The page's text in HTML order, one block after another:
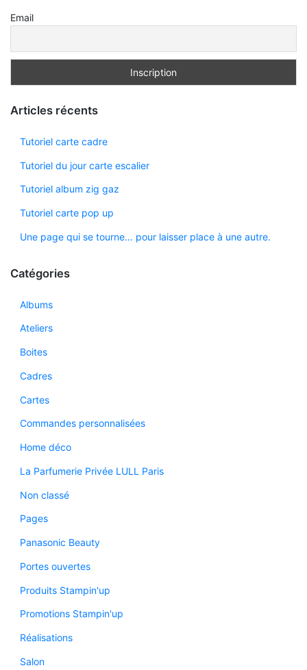
Email
Articles récents
Tutoriel carte cadre
Tutoriel du jour carte escalier
Tutoriel album zig gaz
Tutoriel carte pop up
Une page qui se tourne… pour laisser place à une autre.
Catégories
Albums
Ateliers
Boites
Cadres
Cartes
Commandes personnalisées
Home déco
La Parfumerie Privée LULL Paris
Non classé
Pages
Panasonic Beauty
Portes ouvertes
Produits Stampin'up
Promotions Stampin'up
Réalisations
Salon